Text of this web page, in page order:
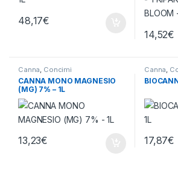
48,17€
14,52€
Canna, Concimi
CANNA MONO MAGNESIO
(MG) 7% – 1L
13,23€
Canna,
17,87€